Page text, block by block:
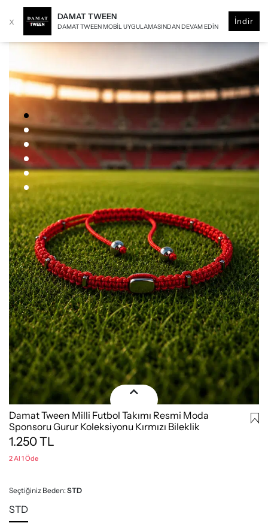
x DAMAT TWEEN
DAMAT TWEEN MOBIL UYGULAMASINDAN DEVAM EDIN
İndir
Damat Tween Milli Futbol Takımı Resmi Moda
Sponsoru Gurur Koleksiyonu Kırmızı Bileklik
1.250TL
2 Al 1 Öde
Seçtiğiniz Beden:STD
STD